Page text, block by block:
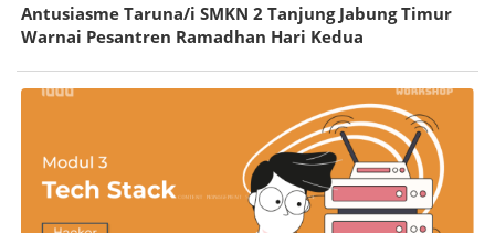
Antusiasme Taruna/i SMKN 2 Tanjung Jabung Timur
Warnai Pesantren Ramadhan Hari Kedua